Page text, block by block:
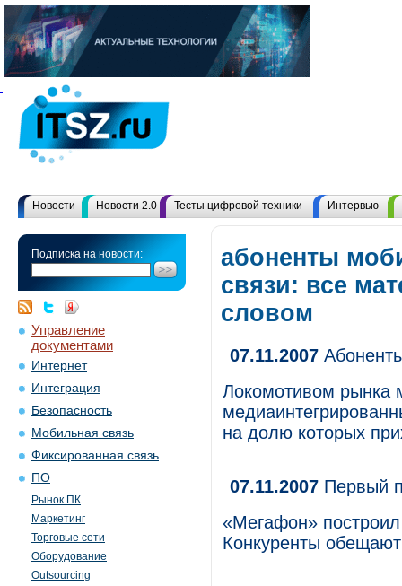
Новости Новости 2.0 Тесты цифровой техники Интервью
Подписка на новости:
Управление
документами
Интернет
Интеграция
Безопасность
Мобильная связь
Фиксированная связь
ПО
Рынок ПК
Маркетинг
Торговые сети
Оборудование
Outsourcing
абоненты
связи: все
словом
07.11.2007
Локомотивом рынка
на долю которых
07.11.2007 Первый
«Мегафон»
Конкуренты